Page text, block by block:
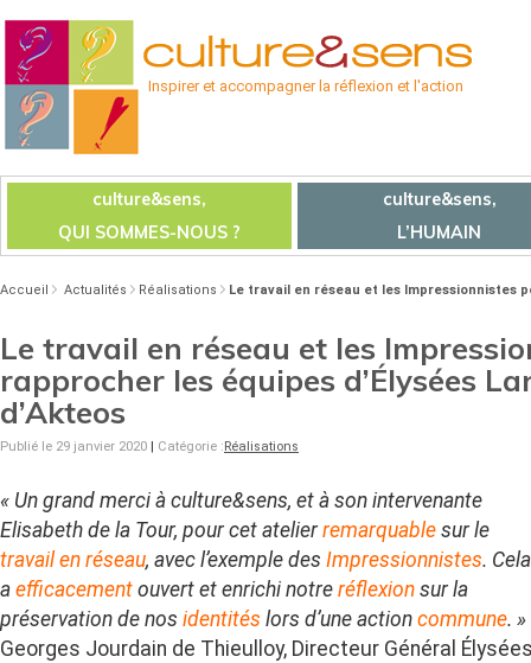
Inspirer et accompagner la réflexion et l'action
culture&sens,
QUI SOMMES-NOUS ?
culture&sens,
L’HUMAIN
Accueil Actualités Réalisations Le travail en réseau et les Impressionnistes
Le travail en réseau et les
rapprocher les équipes d’Élysées
d’Akteos
Publié le 29 janvier 2020 | Catégorie :Réalisations
« Un grand merci à culture&sens, et à son intervenante
Elisabeth de la Tour, pour cet atelierremarquable sur le
travail en réseau, avec l’exemple des Impressionnistes. Cela
a efficacement ouvert et enrichi notre réflexion sur la
préservation de nos identités lors d’une action commune. »
Georges Jourdain de Thieulloy, Directeur Général